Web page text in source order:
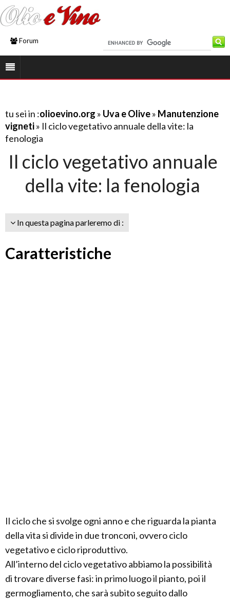
Forum
tu sei in :olioevino.org » Uva e Olive» Manutenzione
vigneti» Il ciclo vegetativo annuale della vite: la
fenologia
Il ciclo vegetativo annuale
della vite: la fenologia
In questa pagina parleremo di :
Caratteristiche
Il ciclo che si svolge ogni anno e che riguarda la pianta
della vita si divide in due tronconi, ovvero ciclo
vegetativo e ciclo riproduttivo.
All’interno del ciclo vegetativo abbiamo la possibilità
di trovare diverse fasi: in primo luogo il pianto, poi il
germogliamento, che sarà subito seguito dallo